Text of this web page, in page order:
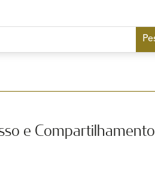
e Compartilhamento